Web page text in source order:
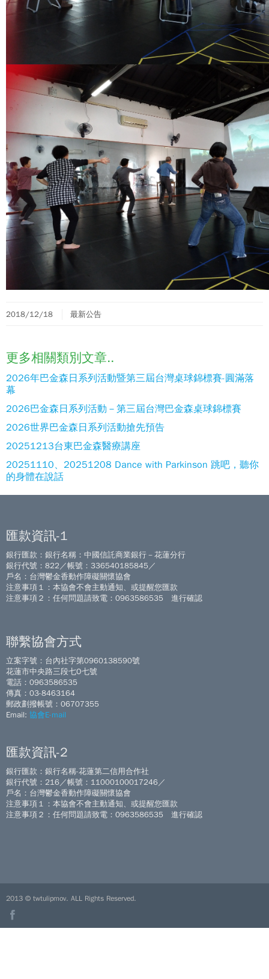
2018/12/18 最新公告
更多相關類別文章..
2026年巴金森日系列活動暨第三屆台灣桌球錦標賽-圓滿落
幕
2026巴金森日系列活動－第三屆台灣巴金森桌球錦標賽
2026世界巴金森日系列活動搶先預告
20251213台東巴金森醫療講座
20251110、20251208 Dance with Parkinson 跳吧，聽你
的身體在說話
匯款資訊-1
銀行匯款：銀行名稱：中國信託商業銀行－花蓮分行
銀行代號：822／帳號：336540185845／
戶名：台灣鬱金香動作障礙關懷協會
注意事項１：本協會不會主動通知、或提醒您匯款
注意事項２：任何問題請致電：0963586535 進行確認
聯繫協會方式
立案字號：台內社字第0960138590號
花蓮市中央路三段七O七號
電話：0963586535
傳真：03-8463164
郵政劃撥帳號：06707355
Email: 協會E-mail
匯款資訊-2
銀行匯款：銀行名稱-花蓮第二信用合作社
銀行代號：216／帳號：11000100017246／
戶名：台灣鬱金香動作障礙關懷協會
注意事項１：本協會不會主動通知、或提醒您匯款
注意事項２：任何問題請致電：0963586535 進行確認
2013 © twtulipmov. ALL Rights Reserved.